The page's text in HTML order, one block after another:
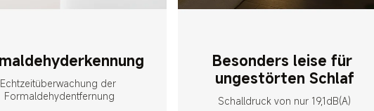
Echtzeitüberwachung der
Formaldehydentfernung
Besonders leise für
ungestörten Schlaf
Schalldruck von nur 19,1dB(A)